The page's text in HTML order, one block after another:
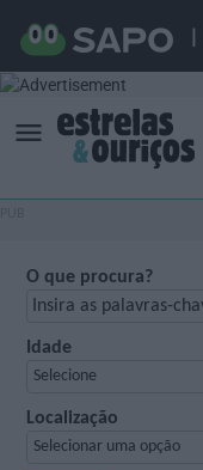
O que procura?
Selecione
Idade
Selecionar uma opção
Localização